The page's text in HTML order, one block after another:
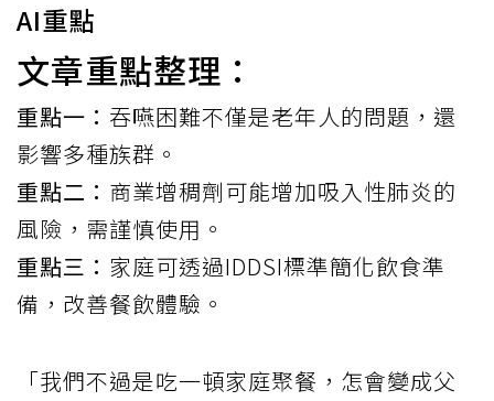
AI重點
文章重點整理：
重點一： 吞嚥困難不僅是老年人的問題，還
影響多種族群。
重點二： 商業增稠劑可能增加吸入性肺炎的
風險，需謹慎使用。
重點三： 家庭可透過IDDSI標準簡化飲食準
備，改善餐飲體驗。
「我們不過是吃一頓家庭聚餐，怎會變成父